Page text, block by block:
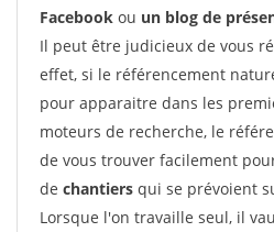
Facebook ou un blog de
Il peut être judicieux de vous
effet, si le référencement
pour apparaitre dans les
moteurs de recherche, le
de vous trouver facilement
de chantiers qui se prévoient
Lorsque l'on travaille seul, il